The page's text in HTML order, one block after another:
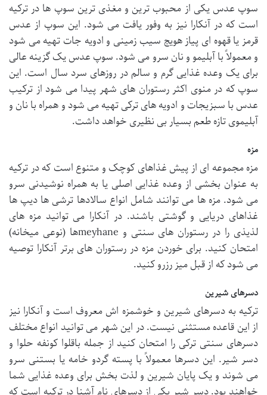
سوپ عدس یکی از محبوب ترین و مغذی ترین سوپ ها در ترکیه
است که در آنکارا نیز به وفور یافت می شود. این سوپ از عدس
قرمز یا قهوه ای پیاز هویج سیب زمینی و ادویه جات تهیه می شود
و معمولاً با آبلیمو و نان سرو می شود. سوپ عدس یک گزینه عالی
برای یک وعده غذایی گرم و سالم در روزهای سرد سال است. این
سوپ که در منوی اکثر رستوران های شهر پیدا می شود از ترکیب
عدس با سبزیجات و ادویه های ترکی تهیه می شود و همراه با نان و
آبلیموی تازه طعم بسیار بی نظیری خواهد داشت.
مزه
مزه مجموعه ای از پیش غذاهای کوچک و متنوع است که در ترکیه
به عنوان بخشی از وعده غذایی اصلی یا به همراه نوشیدنی سرو
می شود. مزه ها می توانند شامل انواع سالادها ترشی ها دیپ ها
غذاهای دریایی و گوشتی باشند. در آنکارا می توانید مزه های
لذیذی را در رستوران های سنتی و meyhaneها (نوعی میخانه)
امتحان کنید. برای خوردن مزه در رستوران های برتر آنکارا توصیه
می شود که از قبل میز رزرو کنید.
دسرهای شیرین
ترکیه به دسرهای شیرین و خوشمزه اش معروف است و آنکارا نیز
از این قاعده مستثنی نیست. در این شهر می توانید انواع مختلف
دسرهای سنتی ترکی را امتحان کنید از جمله باقلوا کونفه حلوا و
دسر شیر. این دسرها معمولاً با پسته گردو خامه یا بستنی سرو
می شوند و یک پایان شیرین و لذت بخش برای وعده غذایی شما
خواهند بود. دسر شیر یکی از دسرهای نام آشنا در ترکیه است که